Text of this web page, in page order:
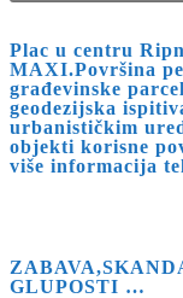
Plac u centru
MAXI.Površina
građevinske
geodezijska
urbanističkim
objekti korisne
više informacija
GLUPOSTI …